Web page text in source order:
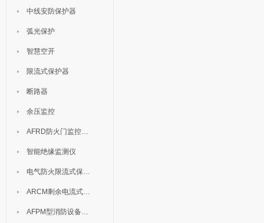
中线安防保护器
弧光保护
智慧空开
限流式保护器
断路器
余压监控
AFRD防火门监控模块
智能绝缘监测仪
电气防火限流式保护器
ARCM剩余电流式电气火灾监控装置
AFPM型消防设备电源监控系统